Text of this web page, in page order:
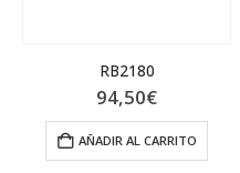
RB2180
94,50€
AÑADIR AL CARRITO